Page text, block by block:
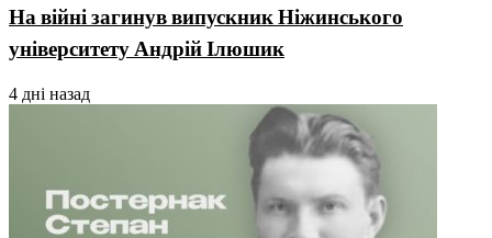
На війні загинув випускник Ніжинського
університету Андрій Ілюшик
4 дні назад